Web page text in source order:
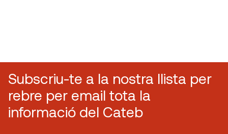
Subscriu-te a la nostra llista per
rebre per email tota la
informació del Cateb